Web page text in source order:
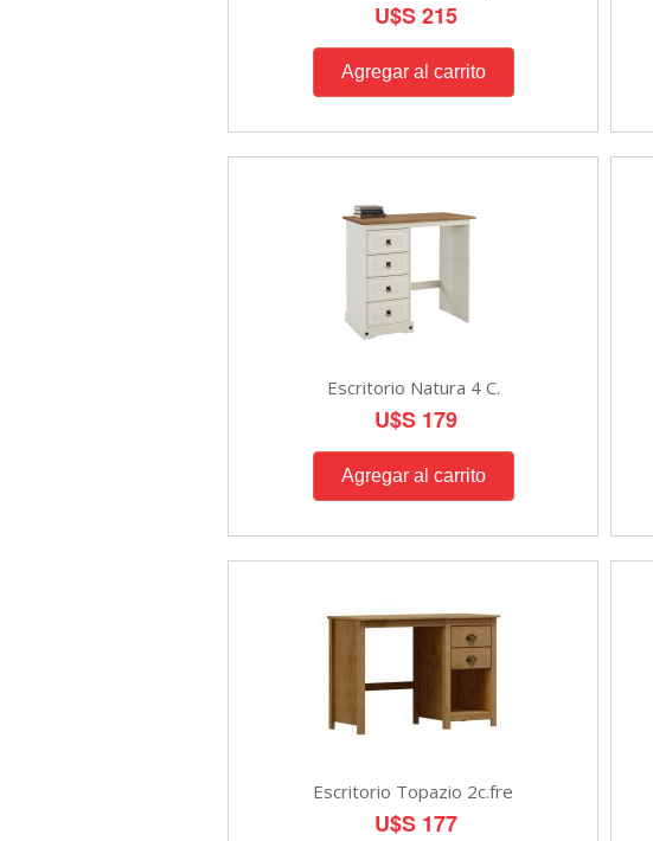
U$S 215
Escritorio Natura 4 C.
U$S 179
Escritorio Topazio 2c.fre
U$S 177